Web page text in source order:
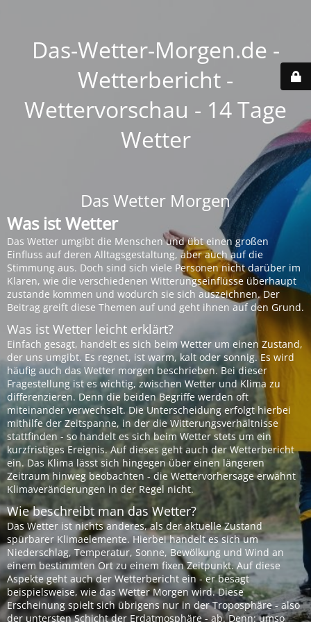
Das-Wetter-Morgen.de -
Wetterbericht -
Wettervorschau - 14 Tage
Wetter
Das Wetter Morgen
Was ist Wetter
Das Wetter umgibt die Menschen und übt einen großen
Einfluss auf deren Alltagsgestaltung, aber auch auf die
Stimmung aus. Doch sind sich viele Personen nicht darüber im
Klaren, wie die verschiedenen Witterungseinflüsse überhaupt
zustande kommen und wodurch sie sich auszeichnen. Der
Beitrag greift diese Themen auf und geht ihnen auf den Grund.
Was ist Wetter leicht erklärt?
Einfach gesagt, handelt es sich beim Wetter um einen Zustand,
der uns umgibt. Es regnet, ist warm, kalt oder sonnig. Es wird
häufig auch das Wetter morgen beschrieben. Bei dieser
Fragestellung ist es wichtig, zwischen Wetter und Klima zu
differenzieren. Denn die beiden Begriffe werden oft
miteinander verwechselt. Die Unterscheidung erfolgt hierbei
mithilfe der Zeitspanne, in der die Witterungsverhältnisse
stattfinden - so handelt es sich beim Wetter stets um ein
kurzfristiges Ereignis. Auf dieses geht auch der Wetterbericht
ein. Das Klima lässt sich hingegen über einen längeren
Zeitraum hinweg beobachten - die Wettervorhersage erwähnt
Klimaveränderungen in der Regel nicht.
Wie beschreibt man das Wetter?
Das Wetter ist nichts anderes, als der aktuelle Zustand
spürbarer Klimaelemente. Hierbei handelt es sich um
Niederschlag, Temperatur, Sonne, Bewölkung und Wind an
einem bestimmten Ort zu einem fixen Zeitpunkt. Auf diese
Aspekte geht auch der Wetterbericht ein - er besagt
beispielsweise, wie das Wetter Morgen wird. Diese
Erscheinung spielt sich übrigens nur in der Troposphäre - also
der untersten Schicht der Erdatmosphäre - ab. Denn: umso